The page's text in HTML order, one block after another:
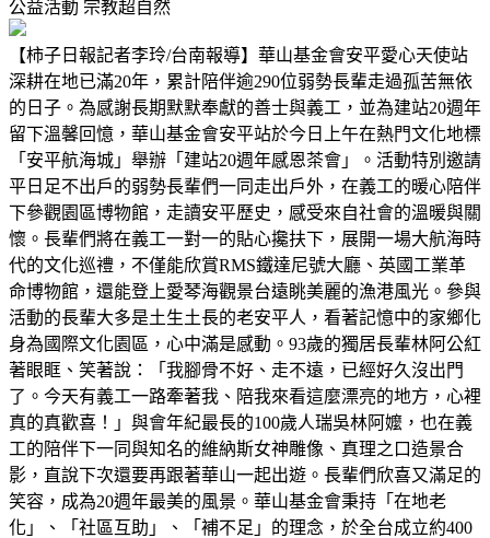
公益活動 宗教超自然
【柿子日報記者李玲/台南報導】華山基金會安平愛心天使站
深耕在地已滿20年，累計陪伴逾290位弱勢長輩走過孤苦無依
的日子。為感謝長期默默奉獻的善士與義工，並為建站20週年
留下溫馨回憶，華山基金會安平站於今日上午在熱門文化地標
「安平航海城」舉辦「建站20週年感恩茶會」。活動特別邀請
平日足不出戶的弱勢長輩們一同走出戶外，在義工的暖心陪伴
下參觀園區博物館，走讀安平歷史，感受來自社會的溫暖與關
懷。長輩們將在義工一對一的貼心攙扶下，展開一場大航海時
代的文化巡禮，不僅能欣賞RMS鐵達尼號大廳、英國工業革
命博物館，還能登上愛琴海觀景台遠眺美麗的漁港風光。參與
活動的長輩大多是土生土長的老安平人，看著記憶中的家鄉化
身為國際文化園區，心中滿是感動。93歲的獨居長輩林阿公紅
著眼眶、笑著說：「我腳骨不好、走不遠，已經好久沒出門
了。今天有義工一路牽著我、陪我來看這麼漂亮的地方，心裡
真的真歡喜！」與會年紀最長的100歲人瑞吳林阿嬤，也在義
工的陪伴下一同與知名的維納斯女神雕像、真理之口造景合
影，直說下次還要再跟著華山一起出遊。長輩們欣喜又滿足的
笑容，成為20週年最美的風景。華山基金會秉持「在地老
化」、「社區互助」、「補不足」的理念，於全台成立約400